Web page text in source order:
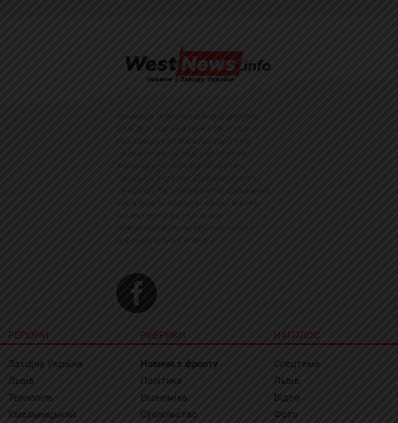
РЕГІОНИ
Західна Україна
Львів
Тернопіль
Хмельницький
РУБРИКИ
Новини з фронту
Політика
Економіка
Суспільство
НАГОЛОС
Спецтема
Львів
Відео
Фото